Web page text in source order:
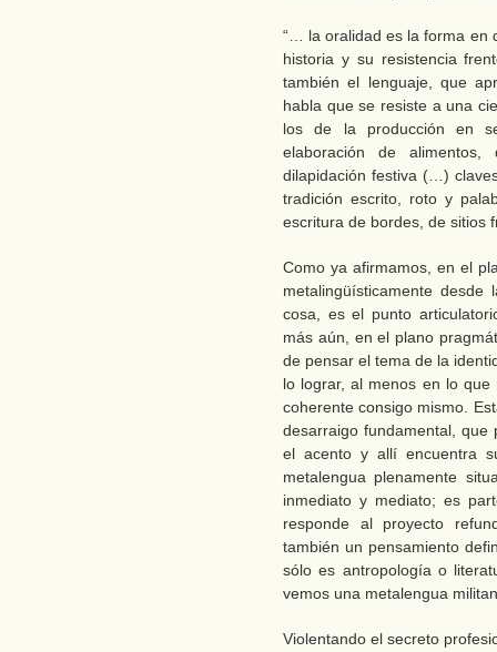
“… la oralidad es la forma en
historia y su resistencia
también el lenguaje, que
habla que se resiste a una
los de la producción en
elaboración de
dilapidación festiva (…)
tradición escrito, roto y
escritura de bordes, de sitios
Como ya afirmamos, en el
metalingüísticamente
cosa, es el punto
más aún, en el plano
de pensar el tema de la
lo lograr, al menos en lo
coherente consigo mismo.
desarraigo fundamental,
el acento y allí encuentra
metalengua plenamente
inmediato y mediato; es
responde al proyecto
también un pensamiento
sólo es antropología o
vemos una metalengua
Violentando el secreto